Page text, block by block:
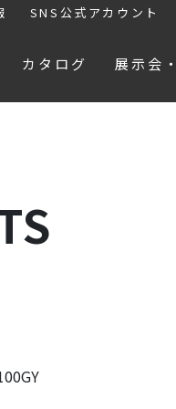
SNS公式アカウント
カタログ 展示会